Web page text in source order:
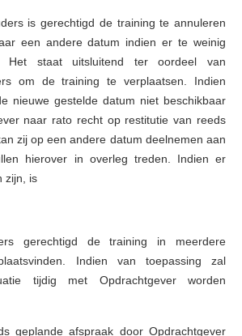
is gerechtigd de training te annuleren
een andere datum indien er te weinig
Het staat uitsluitend ter oordeel van
om de training te verplaatsen. Indien
nieuwe gestelde datum niet beschikbaar
naar rato recht op restitutie van reeds
zij op een andere datum deelnemen aan
hierover in overleg treden. Indien er
zijn, is
gerechtigd de training in meerdere
Indien van toepassing zal
tijdig met Opdrachtgever worden
geplande afspraak door Opdrachtgever